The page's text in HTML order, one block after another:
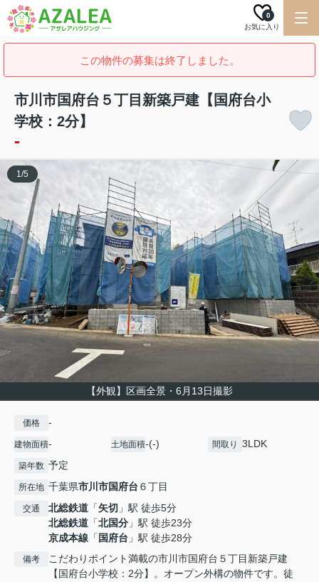
お気に入り
0
この物件の募集は終了しました。
市川市国府台５丁目新築戸建【国府台小
学校：2分】
-
【外観】区画全景・6月13日撮影
1/5
価格 -
建物面積- 土地面積-(-) 間取り 3LDK
築年数 予定
所在地 千葉県市川市国府台 ６丁目
交通 北総鉄道 「矢切 」駅 徒歩5分
北総鉄道 「北国分 」駅 徒歩23分
京成本線 「 国府台 」駅 徒歩28分
備考
こだわりポイント満載の市川市国府台５丁目新築戸建
【国府台小学校：2分】。オープン外構の物件です。徒